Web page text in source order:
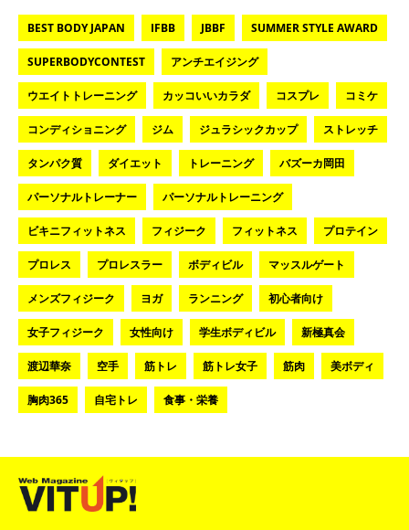
BEST BODY JAPAN IFBB JBBF SUMMER STYLE AWARD
SUPERBODYCONTEST アンチエイジング
ウエイトトレーニング カッコいいカラダ コスプレ コミケ
コンディショニング ジム ジュラシックカップ ストレッチ
タンパク質 ダイエット トレーニング バズーカ岡田
パーソナルトレーナー パーソナルトレーニング
ビキニフィットネス フィジーク フィットネス プロテイン
プロレス プロレスラー ボディビル マッスルゲート
メンズフィジーク ヨガ ランニング 初心者向け
女子フィジーク 女性向け 学生ボディビル 新極真会
渡辺華奈 空手 筋トレ 筋トレ女子 筋肉 美ボディ
胸肉365 自宅トレ 食事・栄養